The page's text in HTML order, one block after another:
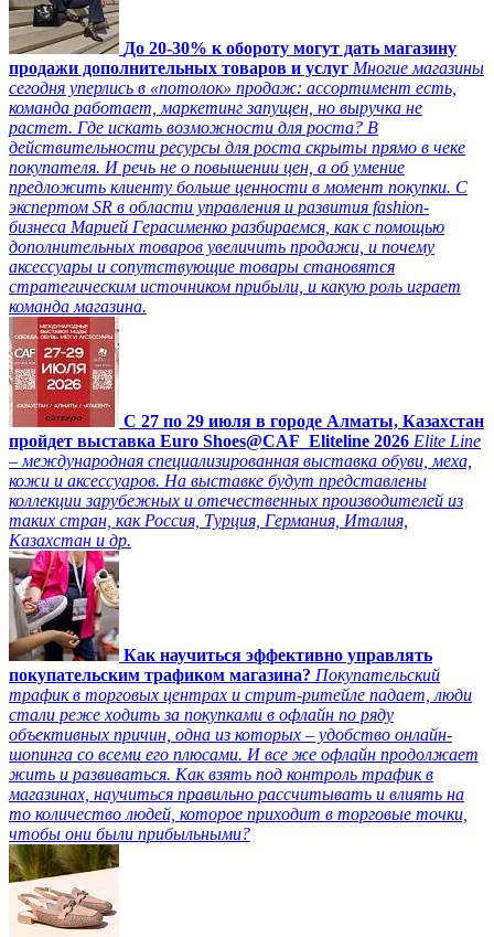
До 20-30% к обороту могут дать магазину
продажи дополнительных товаров и услуг Многие магазины
сегодня уперлись в «потолок» продаж: ассортимент есть,
команда работает, маркетинг запущен, но выручка не
растет. Где искать возможности для роста? В
действительности ресурсы для роста скрыты прямо в чеке
покупателя. И речь не о повышении цен, а об умение
предложить клиенту больше ценности в момент покупки. С
экспертом SR в области управления и развития fashion-
бизнеса Марией Герасименко разбираемся, как с помощью
дополнительных товаров увеличить продажи, и почему
аксессуары и сопутствующие товары становятся
стратегическим источником прибыли, и какую роль играет
команда магазина.
C 27 по 29 июля в городе Алматы, Казахстан
пройдет выставка Euro Shoes@CAF_Eliteline 2026 Elite Line
– международная специализированная выставка обуви, меха,
кожи и аксессуаров. На выставке будут представлены
коллекции зарубежных и отечественных производителей из
таких стран, как Россия, Турция, Германия, Италия,
Казахстан и др.
Как научиться эффективно управлять
покупательским трафиком магазина? Покупательский
трафик в торговых центрах и стрит-ритейле падает, люди
стали реже ходить за покупками в офлайн по ряду
объективных причин, одна из которых – удобство онлайн-
шопинга со всеми его плюсами. И все же офлайн продолжает
жить и развиваться. Как взять под контроль трафик в
магазинах, научиться правильно рассчитывать и влиять на
то количество людей, которое приходит в торговые точки,
чтобы они были прибыльными?